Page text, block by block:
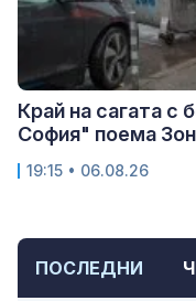
ПОСЛЕДНИ
Край на сагата с
София" поема
19:15 • 06.08.26